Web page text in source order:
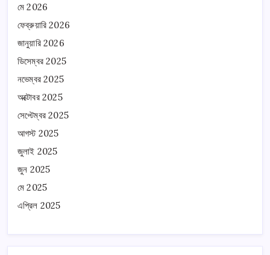
মে 2026
ফেব্রুয়ারি 2026
জানুয়ারি 2026
ডিসেম্বর 2025
নভেম্বর 2025
অক্টোবর 2025
সেপ্টেম্বর 2025
আগস্ট 2025
জুলাই 2025
জুন 2025
মে 2025
এপ্রিল 2025